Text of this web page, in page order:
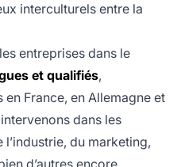
interculturels entre la
entreprises dans le
et qualifiés,
France, en Allemagne et
dans les
l’industrie, du marketing,